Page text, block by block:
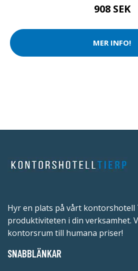
908 SEK
MER INFO!
Hyr en plats på vårt kontorshotell
produktiviteten i din verksamhet.
kontorsrum till humana priser!
SNABBLÄNKAR